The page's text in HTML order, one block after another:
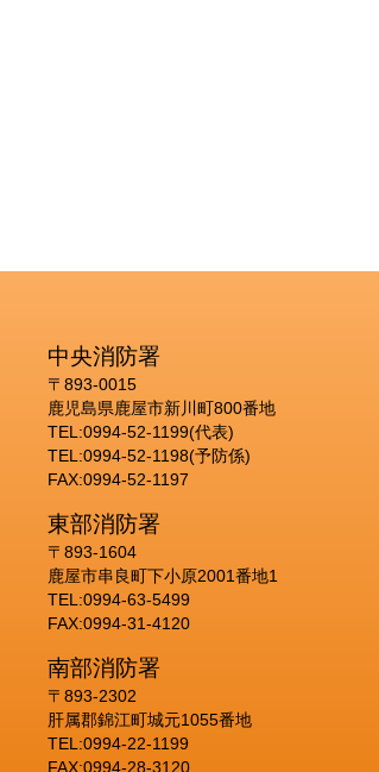
中央消防署
〒893-0015
鹿児島県鹿屋市新川町800番地
TEL:0994-52-1199(代表)
TEL:0994-52-1198(予防係)
FAX:0994-52-1197
東部消防署
〒893-1604
鹿屋市串良町下小原2001番地1
TEL:0994-63-5499
FAX:0994-31-4120
南部消防署
〒893-2302
肝属郡錦江町城元1055番地
TEL:0994-22-1199
FAX:0994-28-3120